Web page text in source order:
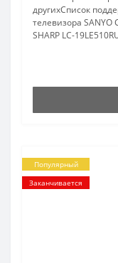
другихCписок
телевизора SANYO
SHARP LC-
Популярный
Заканчивается